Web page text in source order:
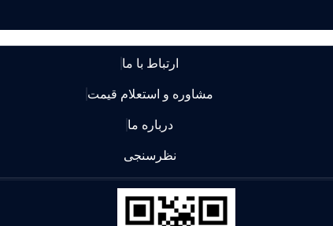
ارتباط با ما
مشاوره و استعلام قیمت
درباره ما
نظرسنجی